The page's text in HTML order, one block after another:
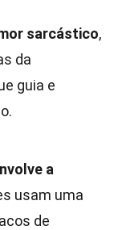
sarcástico,
da
guia e
a
usam uma
de